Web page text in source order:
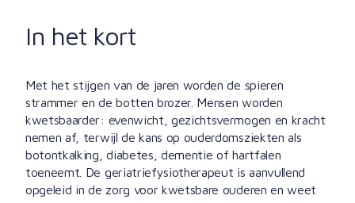
In het kort
Met het stijgen van de jaren worden de spieren
strammer en de botten brozer. Mensen worden
kwetsbaarder: evenwicht, gezichtsvermogen en kracht
nemen af, terwijl de kans op ouderdomsziekten als
botontkalking, diabetes, dementie of hartfalen
toeneemt. De geriatriefysiotherapeut is aanvullend
opgeleid in de zorg voor kwetsbare ouderen en weet